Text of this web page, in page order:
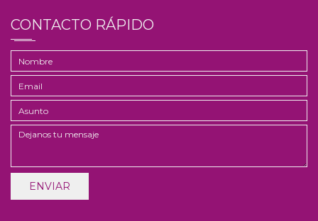
CONTACTO RÁPIDO
ENVIAR